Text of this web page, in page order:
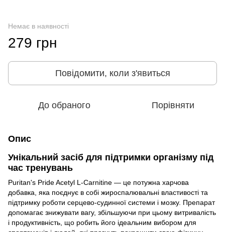
Немає в наявності
279 грн
Повідомити, коли з'явиться
До обраного Порівняти
Опис
Унікальний засіб для підтримки організму під
час тренувань
Puritan's Pride Acetyl L-Carnitine — це потужна харчова
добавка, яка поєднує в собі жироспалювальні властивості та
підтримку роботи серцево-судинної системи і мозку. Препарат
допомагає знижувати вагу, збільшуючи при цьому витривалість
і продуктивність, що робить його ідеальним вибором для